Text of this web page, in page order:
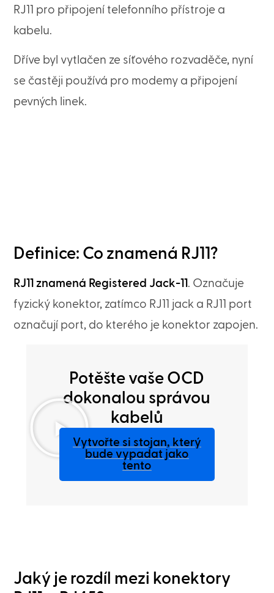
RJ11 pro připojení telefonního přístroje a
kabelu.
Dříve byl vytlačen ze síťového rozvaděče, nyní
se častěji používá pro modemy a připojení
pevných linek.
Definice: Co znamená RJ11?
RJ11 znamená Registered Jack-11. Označuje
fyzický konektor, zatímco RJ11 jack a RJ11 port
označují port, do kterého je konektor zapojen.
Potěšte vaše OCD
dokonalou správou
kabelů
Vytvořte si stojan, který
bude vypadat jako
tento
Jaký je rozdíl mezi konektory